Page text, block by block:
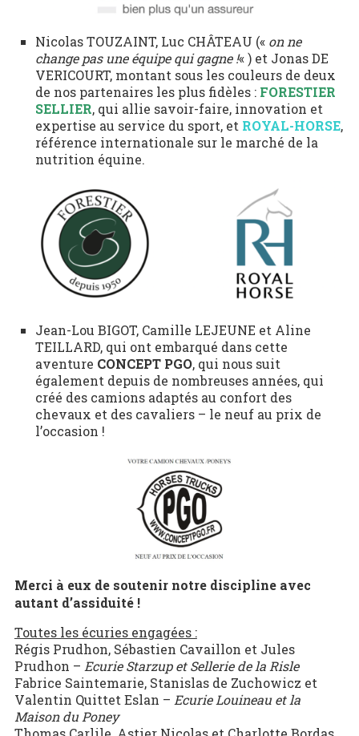
Nicolas TOUZAINT, Luc CHÂTEAU (« on ne
change pas une équipe qui gagne !« ) et Jonas DE
VERICOURT, montant sous les couleurs de deux
de nos partenaires les plus fidèles : FORESTIER
SELLIER, qui allie savoir-faire, innovation et
expertise au service du sport, et ROYAL-HORSE,
référence internationale sur le marché de la
nutrition équine.
Jean-Lou BIGOT, Camille LEJEUNE et Aline
TEILLARD, qui ont embarqué dans cette
aventure CONCEPT PGO, qui nous suit
également depuis de nombreuses années, qui
créé des camions adaptés au confort des
chevaux et des cavaliers – le neuf au prix de
l’occasion !
Merci à eux de soutenir notre discipline avec
autant d’assiduité !
Toutes les écuries engagées :
Régis Prudhon, Sébastien Cavaillon et Jules
Prudhon – Ecurie Starzup et Sellerie de la Risle
Fabrice Saintemarie, Stanislas de Zuchowicz et
Valentin Quittet Eslan – Ecurie Louineau et la
Maison du Poney